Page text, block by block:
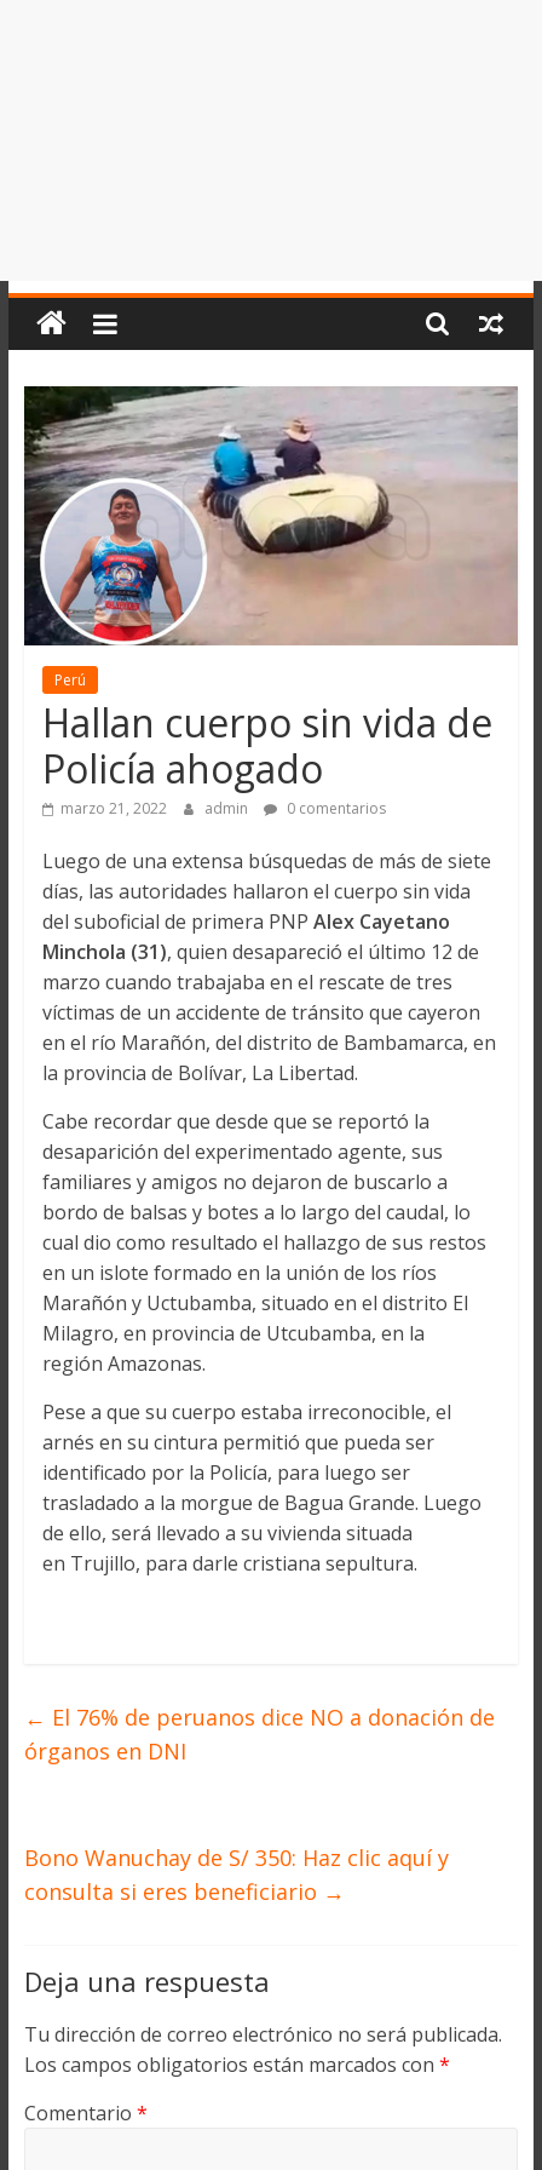
Perú
Hallan cuerpo sin vida de
Policía ahogado
marzo 21, 2022 admin 0 comentarios
Luego de una extensa búsquedas de más de siete
días, las autoridades hallaron el cuerpo sin vida
del suboficial de primera PNP Alex Cayetano
Minchola (31), quien desapareció el último 12 de
marzo cuando trabajaba en el rescate de tres
víctimas de un accidente de tránsito que cayeron
en el río Marañón, del distrito de Bambamarca, en
la provincia de Bolívar, La Libertad.
Cabe recordar que desde que se reportó la
desaparición del experimentado agente, sus
familiares y amigos no dejaron de buscarlo a
bordo de balsas y botes a lo largo del caudal, lo
cual dio como resultado el hallazgo de sus restos
en un islote formado en la unión de los ríos
Marañón y Uctubamba, situado en el distrito El
Milagro, en provincia de Utcubamba, en la
región Amazonas.
Pese a que su cuerpo estaba irreconocible, el
arnés en su cintura permitió que pueda ser
identificado por la Policía, para luego ser
trasladado a la morgue de Bagua Grande. Luego
de ello, será llevado a su vivienda situada
en Trujillo, para darle cristiana sepultura.
← El 76% de peruanos dice NO a donación de
órganos en DNI
Bono Wanuchay de S/ 350: Haz clic aquí y
consulta si eres beneficiario →
Deja una respuesta
Tu dirección de correo electrónico no será publicada.
Los campos obligatorios están marcados con *
Comentario *